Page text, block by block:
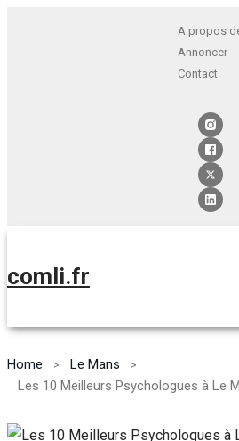
A propos
Annoncer
Contact
comli.fr
Home
Le Mans
Les 10 Meilleurs Psychologues à Le